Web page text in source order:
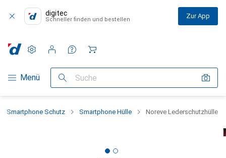
digitec
Schneller finden und bestellen Zur App
Navigation nach Kategorien
Menü Suche
Einstellungen
Kundenkonto
Vergleichslisten
Merklisten
Warenkorb
Smartphone Schutz Smartphone Hülle Noreve Lederschutzhülle